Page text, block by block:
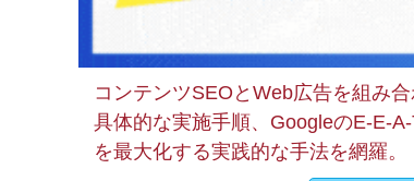
コンテンツSEOとWeb広告を組み
具体的な実施手順、GoogleのE-E-
を最大化する実践的な手法を網羅。